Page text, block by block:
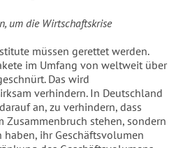
um die Wirtschaftskrise
müssen gerettet werden.
im Umfang von weltweit über
Das wird
verhindern. In Deutschland
an, zu verhindern, dass
Zusammenbruch stehen, sondern
ihr Geschäftsvolumen